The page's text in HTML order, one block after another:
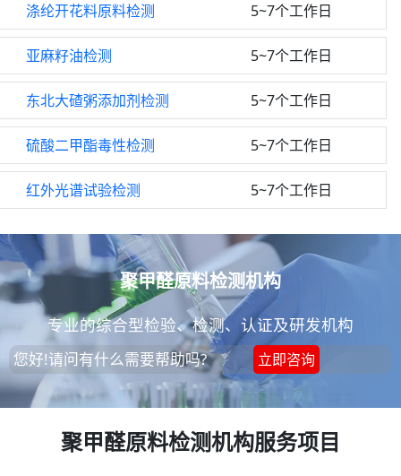
涤纶开花料原料检测 5~7个工作日
亚麻籽油检测 5~7个工作日
东北大碴粥添加剂检测 5~7个工作日
硫酸二甲酯毒性检测 5~7个工作日
红外光谱试验检测 5~7个工作日
聚甲醛原料检测机构
专业的综合型检验、检测、认证及研发机构
您好!请问有什么需要帮助吗? 立即咨询
聚甲醛原料检测机构服务项目